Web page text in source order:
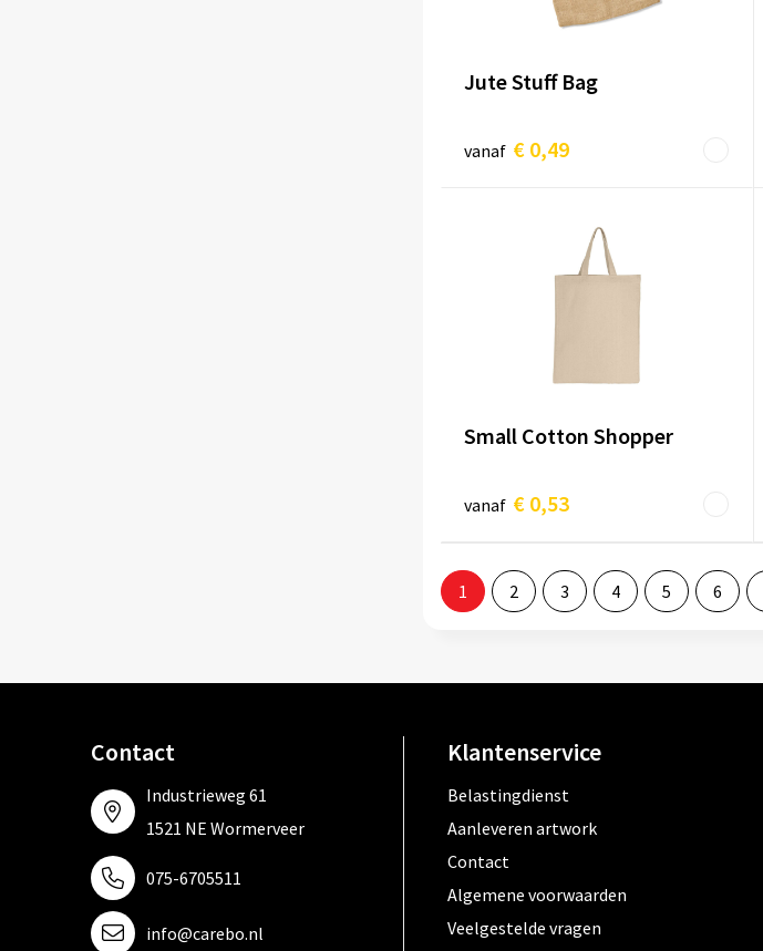
Jute Stuff Bag
vanaf € 0,49
Small Cotton Shopper
vanaf € 0,53
1 2 3 4 5 6
Contact
Industrieweg 61
1521 NE Wormerveer
075-6705511
info@carebo.nl
Klantenservice
Belastingdienst
Aanleveren artwork
Contact
Algemene voorwaarden
Veelgestelde vragen